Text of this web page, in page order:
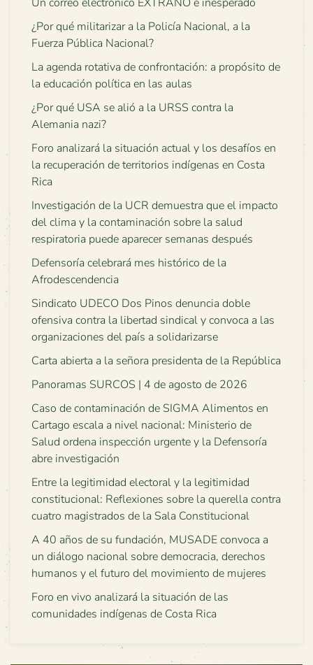
¿Por qué militarizar a la Policía Nacional, a la
Fuerza Pública Nacional?
La agenda rotativa de confrontación: a propósito de
la educación política en las aulas
¿Por qué USA se alió a la URSS contra la
Alemania nazi?
Foro analizará la situación actual y los desafíos en
la recuperación de territorios indígenas en Costa
Rica
Investigación de la UCR demuestra que el impacto
del clima y la contaminación sobre la salud
respiratoria puede aparecer semanas después
Defensoría celebrará mes histórico de la
Afrodescendencia
Sindicato UDECO Dos Pinos denuncia doble
ofensiva contra la libertad sindical y convoca a las
organizaciones del país a solidarizarse
Carta abierta a la señora presidenta de la República
Panoramas SURCOS | 4 de agosto de 2026
Caso de contaminación de SIGMA Alimentos en
Cartago escala a nivel nacional: Ministerio de
Salud ordena inspección urgente y la Defensoría
abre investigación
Entre la legitimidad electoral y la legitimidad
constitucional: Reflexiones sobre la querella contra
cuatro magistrados de la Sala Constitucional
A 40 años de su fundación, MUSADE convoca a
un diálogo nacional sobre democracia, derechos
humanos y el futuro del movimiento de mujeres
Foro en vivo analizará la situación de las
comunidades indígenas de Costa Rica